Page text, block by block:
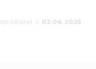
d. 02.06.2025